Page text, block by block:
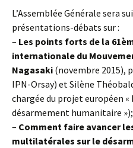
L’Assemblée Générale sera
présentations-débats sur :
– Les points forts de la
internationale du
Nagasaki (novembre 2015),
IPN-Orsay) et Silène
chargée du projet européen «
désarmement humanitaire »);
– Comment faire avancer
multilatérales sur le